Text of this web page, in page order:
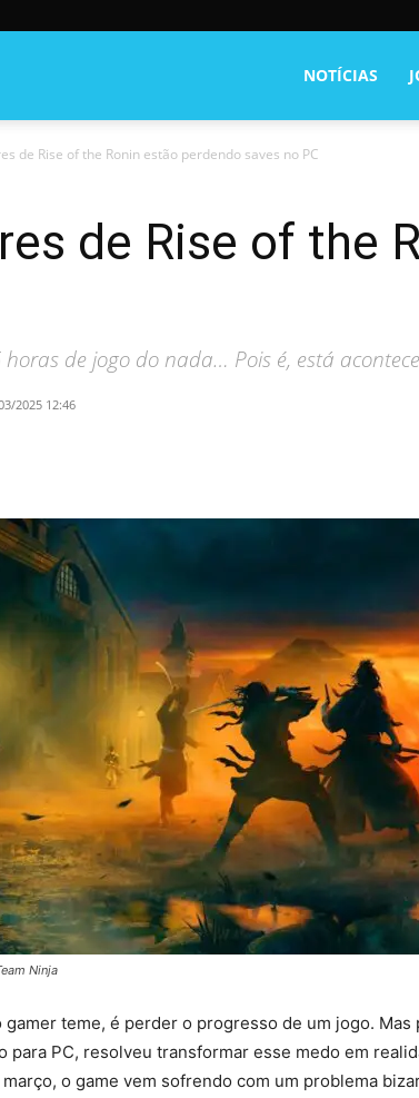
NOTÍCIAS
de Rise of the Ronin estão perdendo saves no PC
de Rise of the
de jogo do nada… Pois é, está
2025 12:46
Ninja
gamer teme, é perder o progresso de um jogo. Mas
para PC, resolveu transformar esse medo em
março, o game vem sofrendo com um problema